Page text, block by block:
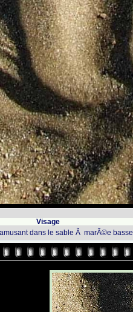
Visage
dans le sable Ã marÃ©e basse